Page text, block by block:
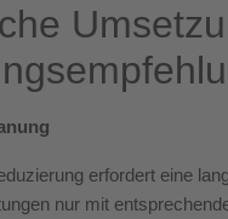
erfordert eine
nur mit